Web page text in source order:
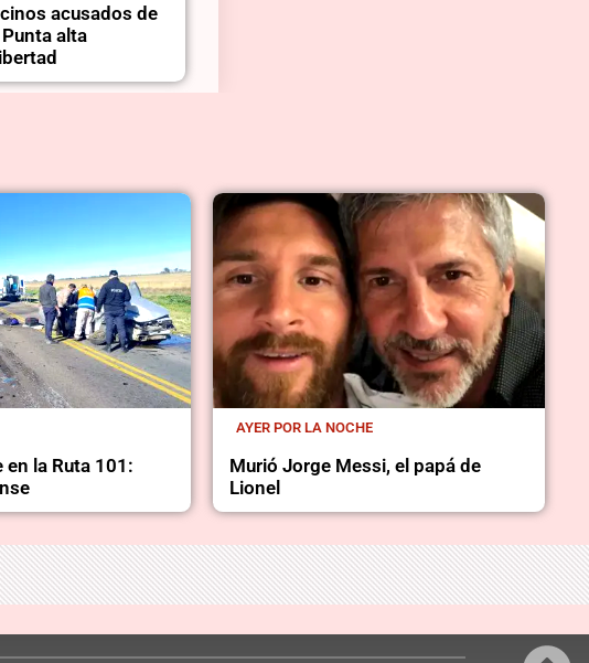
acusados de
alta
en la Ruta 101:
AYER POR LA NOCHE
Murió Jorge Messi, el papá de
Lionel